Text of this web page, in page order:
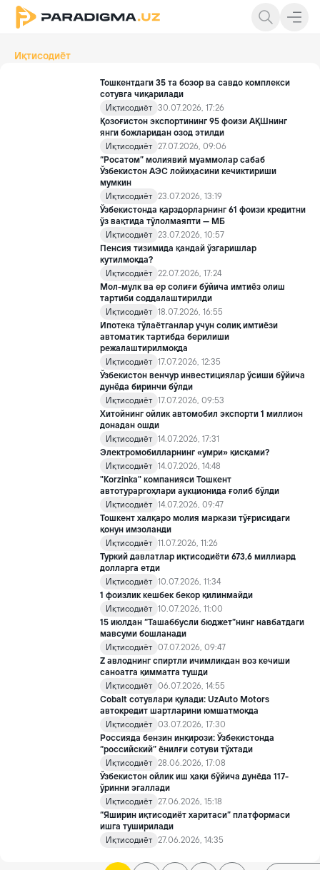
Иқтисодиёт
Тошкентдаги 35 та бозор ва савдо комплекси
сотувга чиқарилади
Иқтисодиёт 30.07.2026, 17:26
Қозоғистон экспортининг 95 фоизи АҚШнинг
янги божларидан озод этилди
Иқтисодиёт 27.07.2026, 09:06
“Росатом” молиявий муаммолар сабаб
Ўзбекистон АЭС лойиҳасини кечиктириши
мумкин
Иқтисодиёт 23.07.2026, 13:19
Ўзбекистонда қарздорларнинг 61 фоизи кредитни
ўз вақтида тўлолмаяпти — МБ
Иқтисодиёт 23.07.2026, 10:57
Пенсия тизимида қандай ўзгаришлар
кутилмоқда?
Иқтисодиёт 22.07.2026, 17:24
Мол-мулк ва ер солиғи бўйича имтиёз олиш
тартиби соддалаштирилди
Иқтисодиёт 18.07.2026, 16:55
Ипотека тўлаётганлар учун солиқ имтиёзи
автоматик тартибда берилиши
режалаштирилмоқда
Иқтисодиёт 17.07.2026, 12:35
Ўзбекистон венчур инвестициялар ўсиши бўйича
дунёда биринчи бўлди
Иқтисодиёт 17.07.2026, 09:53
Хитойнинг ойлик автомобил экспорти 1 миллион
донадан ошди
Иқтисодиёт 14.07.2026, 17:31
Электромобилларнинг «умри» қисқами?
Иқтисодиёт 14.07.2026, 14:48
"Korzinka" компанияси Тошкент
автотураргоҳлари аукционида ғолиб бўлди
Иқтисодиёт 14.07.2026, 09:47
Тошкент халқаро молия маркази тўғрисидаги
қонун имзоланди
Иқтисодиёт 11.07.2026, 11:26
Туркий давлатлар иқтисодиёти 673,6 миллиард
долларга етди
Иқтисодиёт 10.07.2026, 11:34
1 фоизлик кешбек бекор қилинмайди
Иқтисодиёт 10.07.2026, 11:00
15 июлдан “Ташаббусли бюджет”нинг навбатдаги
мавсуми бошланади
Иқтисодиёт 07.07.2026, 09:47
Z авлоднинг спиртли ичимликдан воз кечиши
саноатга қимматга тушди
Иқтисодиёт 06.07.2026, 14:55
Cobalt сотувлари қулади: UzAuto Motors
автокредит шартларини юмшатмоқда
Иқтисодиёт 03.07.2026, 17:30
Россияда бензин инқирози: Ўзбекистонда
“российский” ёнилғи сотуви тўхтади
Иқтисодиёт 28.06.2026, 17:08
Ўзбекистон ойлик иш ҳақи бўйича дунёда 117-
ўринни эгаллади
Иқтисодиёт 27.06.2026, 15:18
“Яширин иқтисодиёт харитаси” платформаси
ишга туширилади
Иқтисодиёт 27.06.2026, 14:35